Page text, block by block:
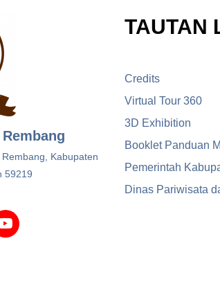
Kabupaten
59219
TAUTAN
Credits
Virtual Tour 360
3D Exhibition
Booklet Panduan
Pemerintah
Dinas Pariwisata